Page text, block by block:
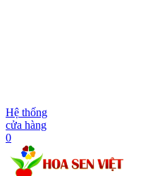
Hệ thống
cửa hàng
0